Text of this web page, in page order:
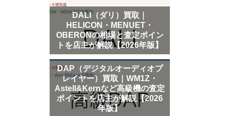
DALI（ダリ）買取｜
HELICON・MENUET・
OBERONの相場と査定ポイン
トを店主が解説【2026年版】
DAP（デジタルオーディオプ
レイヤー）買取｜WM1Z・
Astell&Kernなど高級機の査定
ポイントを店主が解説【2026
年版】